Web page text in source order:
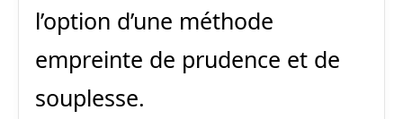
l’option d’une méthode
empreinte de prudence et de
souplesse.